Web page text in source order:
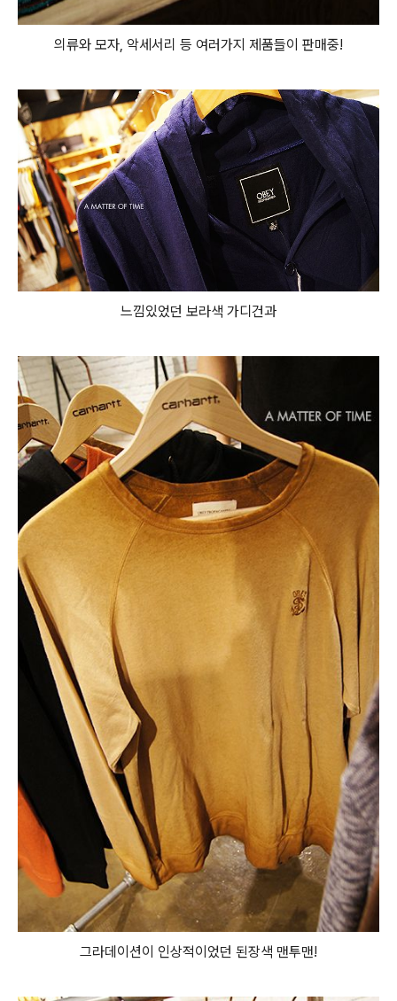
의류와 모자, 악세서리 등 여러가지 제품들이 판매중!
느낌있었던 보라색 가디건과
그라데이션이 인상적이었던 된장색 맨투맨!